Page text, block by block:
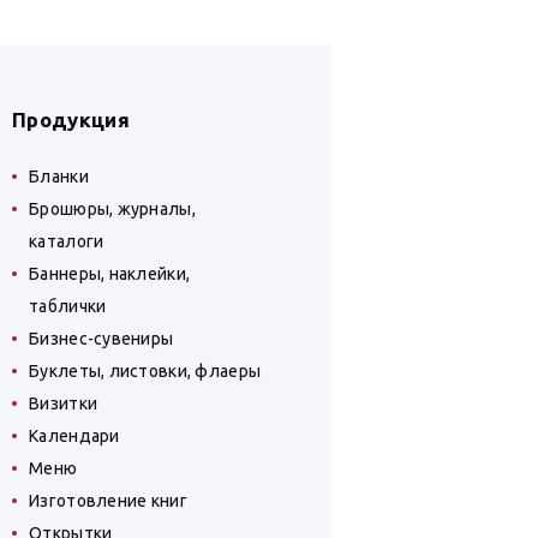
Продукция
Бланки
Брошюры, журналы,
каталоги
Баннеры, наклейки,
таблички
Бизнес-сувениры
Буклеты, листовки, флаеры
Визитки
Календари
Меню
Изготовление книг
Открытки